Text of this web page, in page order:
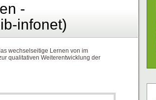
-
infonet)
wechselseitige Lernen von im
qualitativen Weiterentwicklung der